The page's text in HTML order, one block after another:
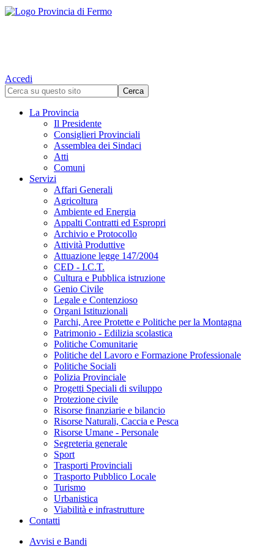
Accedi
La Provincia
Il Presidente
Consiglieri Provinciali
Assemblea dei Sindaci
Atti
Comuni
Servizi
Affari Generali
Agricoltura
Ambiente ed Energia
Appalti Contratti ed Espropri
Archivio e Protocollo
Attività Produttive
Attuazione legge 147/2004
CED - I.C.T.
Cultura e Pubblica istruzione
Genio Civile
Legale e Contenzioso
Organi Istituzionali
Parchi, Aree Protette e Politiche per la Montagna
Patrimonio - Edilizia scolastica
Politiche Comunitarie
Politiche del Lavoro e Formazione Professionale
Politiche Sociali
Polizia Provinciale
Progetti Speciali di sviluppo
Protezione civile
Risorse finanziarie e bilancio
Risorse Naturali, Caccia e Pesca
Risorse Umane - Personale
Segreteria generale
Sport
Trasporti Provinciali
Trasporto Pubblico Locale
Turismo
Urbanistica
Viabilità e infrastrutture
Contatti
Avvisi e Bandi